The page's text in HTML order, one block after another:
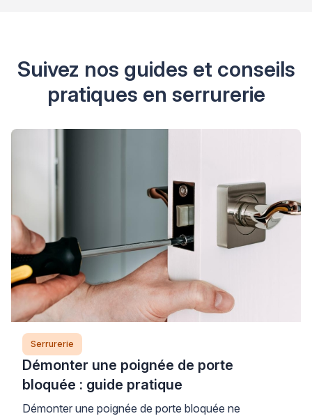
Suivez nos guides et conseils
pratiques en serrurerie
Serrurerie
Démonter une poignée de porte
bloquée : guide pratique
Démonter une poignée de porte bloquée ne